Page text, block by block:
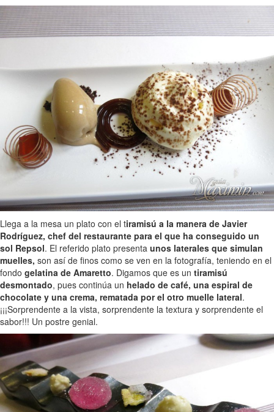
Llega a la mesa un plato con el tiramisú a la manera de Javier
Rodríguez, chef del restaurante para el que ha conseguido un
sol Repsol. El referido plato presenta unos laterales que simulan
muelles, son así de finos como se ven en la fotografía, teniendo en el
fondo gelatina de Amaretto. Digamos que es un tiramisú
desmontado, pues continúa un helado de café, una espiral de
chocolate y una crema, rematada por el otro muelle lateral.
¡¡¡Sorprendente a la vista, sorprendente la textura y sorprendente el
sabor!!! Un postre genial.